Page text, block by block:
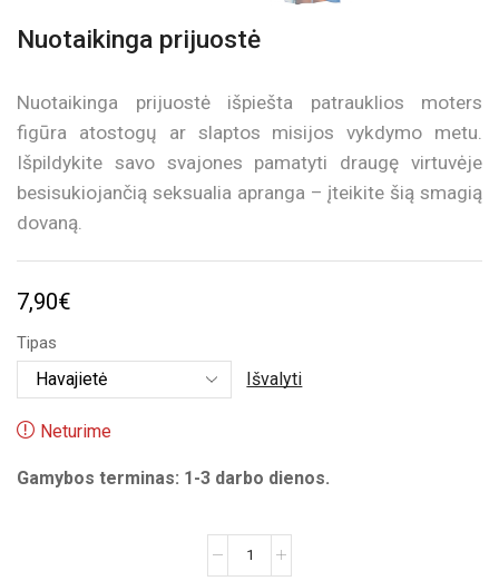
Nuotaikinga prijuostė
Nuotaikinga prijuostė išpiešta patrauklios moters
figūra atostogų ar slaptos misijos vykdymo metu.
Išpildykite savo svajones pamatyti draugę virtuvėje
besisukiojančią seksualia apranga – įteikite šią smagią
dovaną.
7,90€
Tipas
Išvalyti
Neturime
Gamybos terminas: 1-3 darbo dienos.